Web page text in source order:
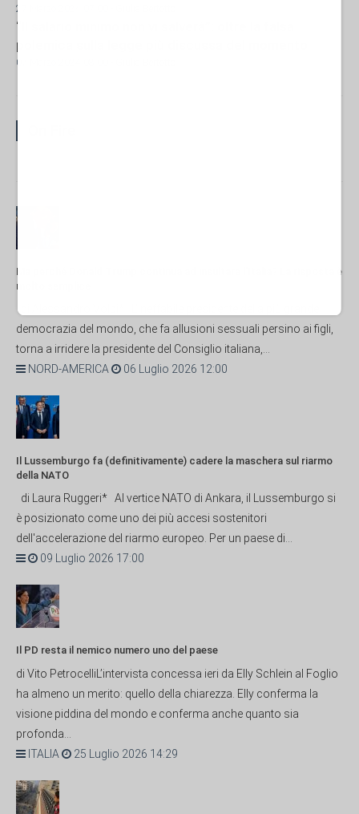
27 Marzo 2024 07:00
“Il salario minimo non vi salverà”: oltre la falsa
polemica sulla legge più discussa del momento
07 Marzo 2024 08:00
Ma perché Donald Trump continua ad insultare l'Italia? La risposta è
molto semplice
di Alessandro Volpi* L'ineffabile presidente della più grande
democrazia del mondo, che fa allusioni sessuali persino ai figli,
torna a irridere la presidente del Consiglio italiana,...
NORD-AMERICA
06 Luglio 2026 12:00
Il Lussemburgo fa (definitivamente) cadere la maschera sul riarmo
della NATO
di Laura Ruggeri* Al vertice NATO di Ankara, il Lussemburgo si
è posizionato come uno dei più accesi sostenitori
dell'accelerazione del riarmo europeo. Per un paese di...
09 Luglio 2026 17:00
Il PD resta il nemico numero uno del paese
di Vito PetrocelliL’intervista concessa ieri da Elly Schlein al Foglio
ha almeno un merito: quello della chiarezza. Elly conferma la
visione piddina del mondo e conferma anche quanto sia
profonda...
ITALIA
25 Luglio 2026 14:29